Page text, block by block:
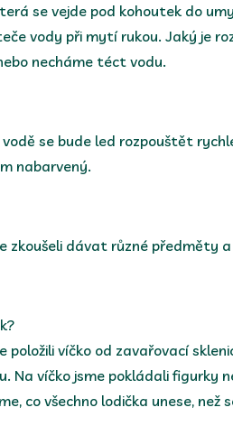
se vejde pod kohoutek do
vody při mytí rukou. Jaký je
necháme téct vodu.
se bude led rozpouštět
nabarvený.
zkoušeli dávat různé předměty
položili víčko od zavařovací
Na víčko jsme pokládali figurky
co všechno lodička unese, než